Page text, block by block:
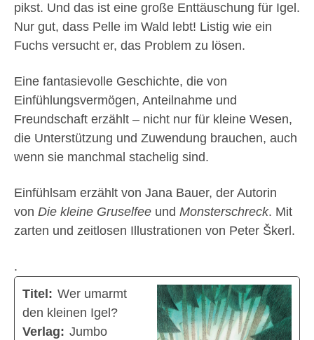
pikst. Und das ist eine große Enttäuschung für Igel.
Nur gut, dass Pelle im Wald lebt! Listig wie ein
Fuchs versucht er, das Problem zu lösen.
Eine fantasievolle Geschichte, die von
Einfühlungsvermögen, Anteilnahme und
Freundschaft erzählt – nicht nur für kleine Wesen,
die Unterstützung und Zuwendung brauchen, auch
wenn sie manchmal stachelig sind.
Einfühlsam erzählt von Jana Bauer, der Autorin
von Die kleine Gruselfee und Monsterschreck. Mit
zarten und zeitlosen Illustrationen von Peter Škerl.
.
Titel: Wer umarmt
den kleinen Igel?
Verlag: Jumbo